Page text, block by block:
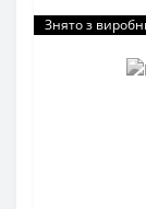
Знято з